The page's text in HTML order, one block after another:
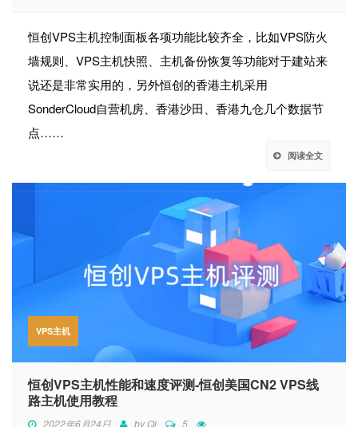
恒创VPS主机控制面板各项功能比较齐全，比如VPS防火
墙规则、VPS主机快照、主机备份恢复等功能对于建站来
说还是非常实用的，另外恒创的香港主机采用
SonderCloud自营机房、香港沙田、香港九仓几个数据节
点……
阅读全文
VPS主机
恒创VPS主机性能和速度评测-恒创美国CN2 VPS线
路主机使用教程
2022年6月24日 byQi 5